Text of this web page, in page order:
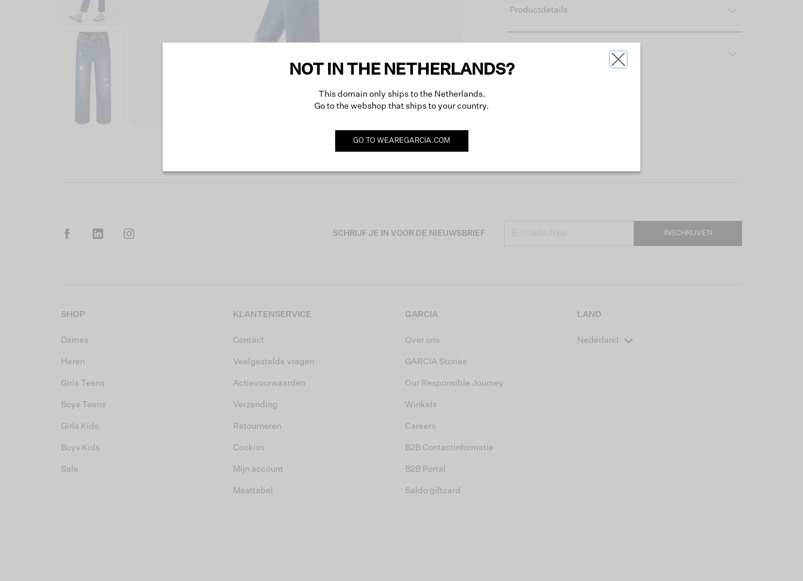
Productdetails
SCHRIJF JE IN VOOR DE NIEUWSBRIEF INSCHRIJVEN
SHOP
Dames
Heren
Girls Teens
Boys Teens
Girls Kids
Boys Kids
Sale
KLANTENSERVICE
Contact
Veelgestelde vragen
Actievoorwaarden
Verzending
Retourneren
Cookies
Mijn account
Maattabel
GARCIA
Over ons
GARCIA Stories
Our Responsible Journey
Winkels
Careers
B2B Contactinformatie
B2B Portal
Saldo giftcard
LAND
Nederland
NOT IN THE NETHERLANDS?
This domain only ships to the Netherlands.
Go to the webshop that ships to your country.
GO TO WEAREGARCIA.COM